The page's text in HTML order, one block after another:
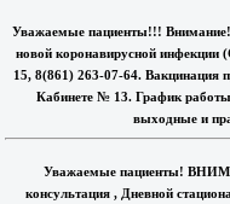
Уважаемые пациенты!!!
новой коронавирусной
15, 8(861) 263-07-64. Вакцинация
Кабинете № 13. График
выходные и
Уважаемые пациенты!
консультация , Дневной